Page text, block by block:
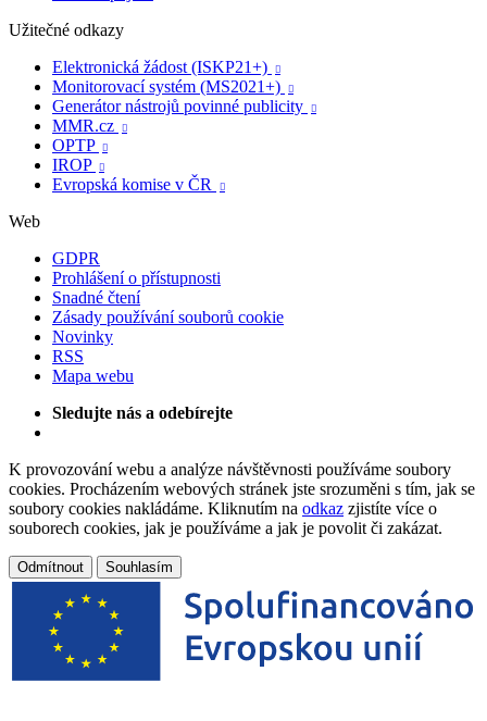
Užitečné odkazy
Elektronická žádost (ISKP21+)

Monitorovací systém (MS2021+) 
Generátor nástrojů povinné publicity 
MMR.cz 
OPTP 
IROP 
Evropská komise v ČR 
Web
GDPR
Prohlášení o přístupnosti
Snadné čtení
Zásady používání souborů cookie
Novinky
RSS
Mapa webu
Sledujte nás a odebírejte
K provozování webu a analýze návštěvnosti používáme soubory
cookies. Procházením webových stránek jste srozuměni s tím, jak se
soubory cookies nakládáme. Kliknutím na odkaz zjistíte více o
souborech cookies, jak je používáme a jak je povolit či zakázat.
Odmítnout Souhlasím